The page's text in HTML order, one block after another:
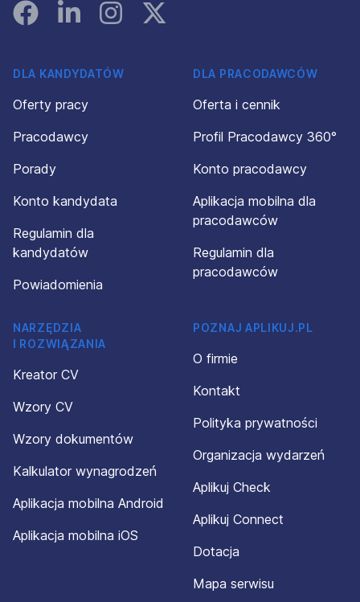
FacebookLinked InInstagramInstagram
DLA KANDYDATÓW
Oferty pracy
Pracodawcy
Porady
Konto kandydata
Regulamin dla
kandydatów
Powiadomienia
DLA PRACODAWCÓW
Oferta i cennik
Profil Pracodawcy 360°
Konto pracodawcy
Aplikacja mobilna dla
pracodawców
Regulamin dla
pracodawców
NARZĘDZIA
I ROZWIĄZANIA
Kreator CV
Wzory CV
Wzory dokumentów
Kalkulator wynagrodzeń
Aplikacja mobilna Android
Aplikacja mobilna iOS
POZNAJ APLIKUJ.PL
O firmie
Kontakt
Polityka prywatności
Organizacja wydarzeń
Aplikuj Check
Aplikuj Connect
Dotacja
Mapa serwisu